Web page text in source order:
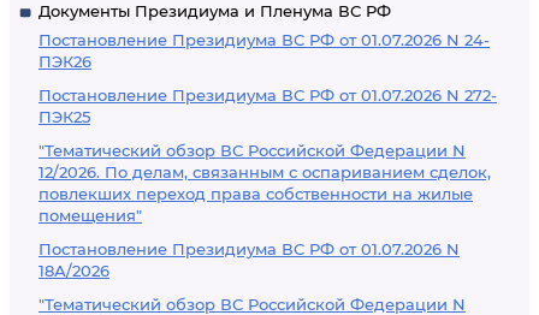
Документы Президиума и Пленума ВС РФ
Постановление Президиума ВС РФ от 01.07.2026 N 24-
ПЭК26
Постановление Президиума ВС РФ от 01.07.2026 N 272-
ПЭК25
"Тематический обзор ВС Российской Федерации N
12/2026. По делам, связанным с оспариванием сделок,
повлекших переход права собственности на жилые
помещения"
Постановление Президиума ВС РФ от 01.07.2026 N
18А/2026
"Тематический обзор ВС Российской Федерации N